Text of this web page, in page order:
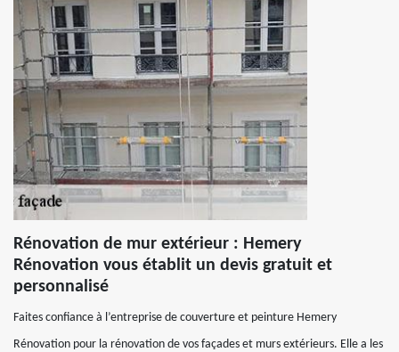
Rénovation de mur extérieur : Hemery
Rénovation vous établit un devis gratuit et
personnalisé
Faites confiance à l’entreprise de couverture et peinture Hemery
Rénovation pour la rénovation de vos façades et murs extérieurs. Elle a les